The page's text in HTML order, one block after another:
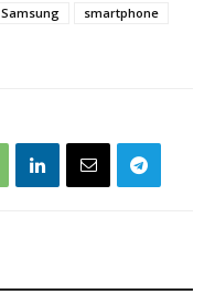
Samsung
smartphone